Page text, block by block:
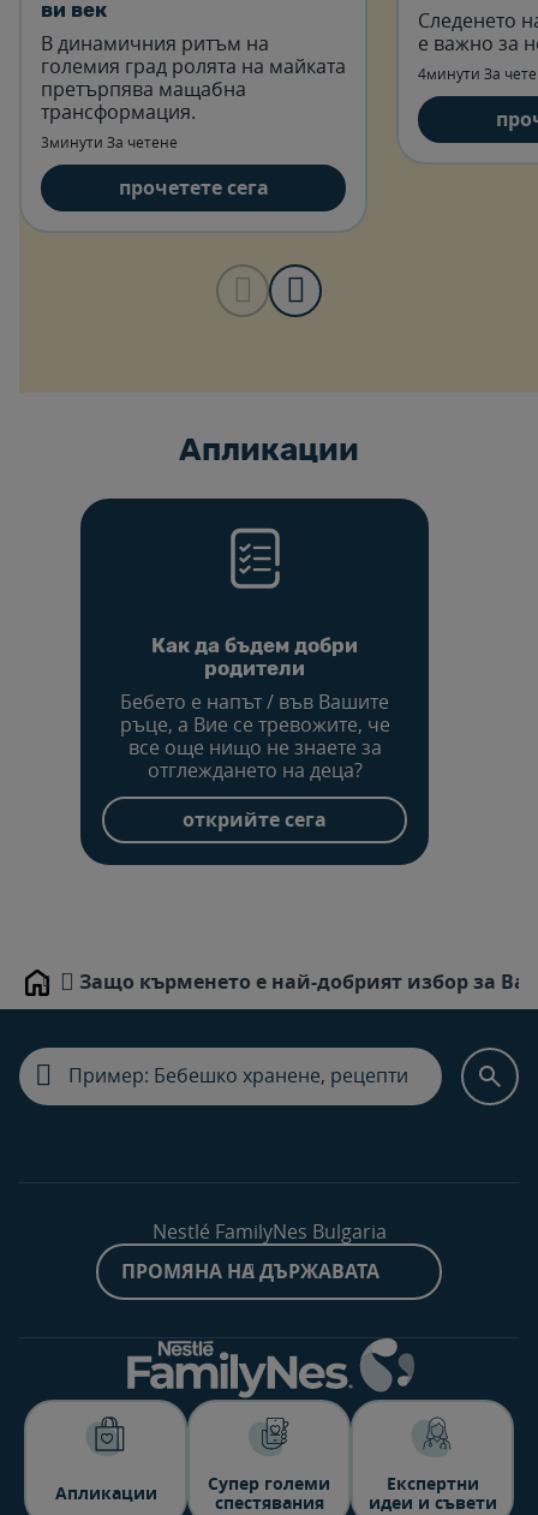
ви век
В динамичния ритъм на
големия град ролята на майката
претърпява мащабна
трансформация.
3минути За четене
прочетете сега
Следенето
е важно за
4минути За
Aпликации
Как да бъдем добри
родители
Бебето е напът / във Вашите
ръце, а Вие се тревожите, че
все още нищо не знаете за
отглеждането на деца?
открийте сега
Home Защо кърменето е най-добрият избор за
Nestlé FamilyNes Bulgaria
ПРОМЯНА НА ДЪРЖАВАТА
Aпликации
Супер големи
спестявания
Експертни
идеи и съвети